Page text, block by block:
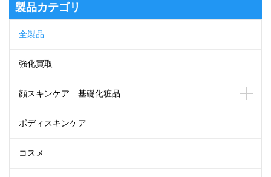
製品カテゴリ
全製品
強化買取
顔スキンケア 基礎化粧品
ボディスキンケア
コスメ